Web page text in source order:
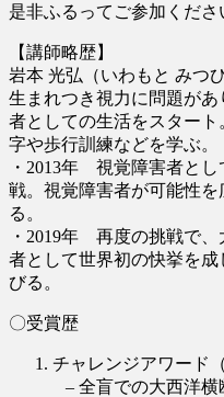
是非ふるってご参加くださ
【講師略歴】
岩本 光弘（いわもと みつひ
生まれつき視力に問題が
者としての生活をスター
字や歩行訓練などを学ぶ。
・2013年 視覚障害者と
戦。視覚障害者が可能性
る。
・2019年 再度の挑戦で
者として世界初の快挙を
びる。
〇受賞歴
チャレンジアワード
– 全盲での大西洋横